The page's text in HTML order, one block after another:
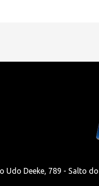
Udo Deeke, 789 - Salto